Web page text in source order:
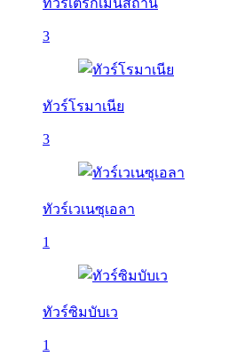
ทัวร์เติร์กเมนิสถาน
3
ทัวร์โรมาเนีย
3
ทัวร์เวเนซุเอลา
1
ทัวร์ซิมบับเว
1